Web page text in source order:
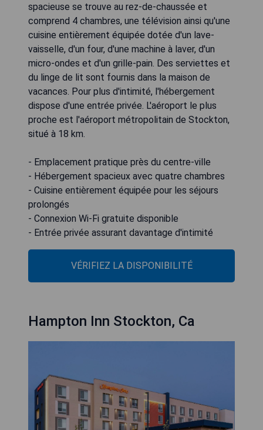
spacieuse se trouve au rez-de-chaussée et
comprend 4 chambres, une télévision ainsi qu'une
cuisine entièrement équipée dotée d'un lave-
vaisselle, d'un four, d'une machine à laver, d'un
micro-ondes et d'un grille-pain. Des serviettes et
du linge de lit sont fournis dans la maison de
vacances. Pour plus d'intimité, l'hébergement
dispose d'une entrée privée. L'aéroport le plus
proche est l'aéroport métropolitain de Stockton,
situé à 18 km.
- Emplacement pratique près du centre-ville
- Hébergement spacieux avec quatre chambres
- Cuisine entièrement équipée pour les séjours
prolongés
- Connexion Wi-Fi gratuite disponible
- Entrée privée assurant davantage d'intimité
VÉRIFIEZ LA DISPONIBILITÉ
Hampton Inn Stockton, Ca